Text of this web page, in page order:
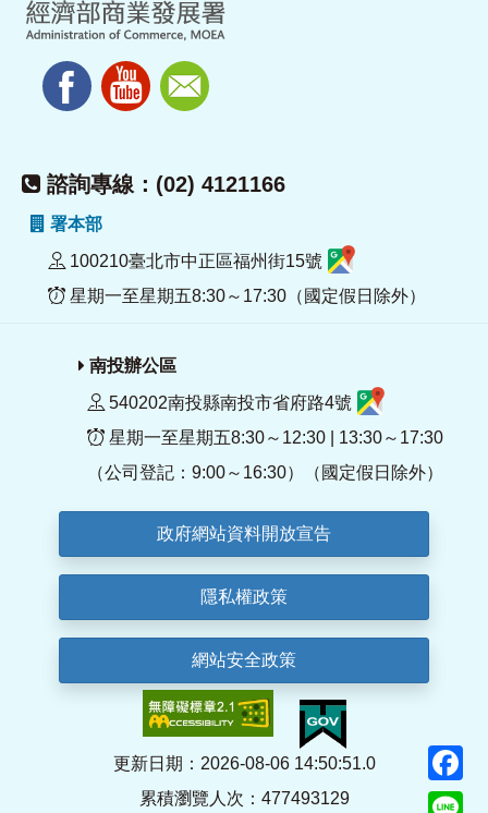
諮詢專線：(02) 4121166
署本部
100210臺北市中正區福州街15號
星期一至星期五8:30～17:30（國定假日除外）
南投辦公區
540202南投縣南投市省府路4號
星期一至星期五8:30～12:30 | 13:30～17:30
（公司登記：9:00～16:30）（國定假日除外）
政府網站資料開放宣告
隱私權政策
網站安全政策
更新日期：2026-08-06 14:50:51.0
累積瀏覽人次：477493129